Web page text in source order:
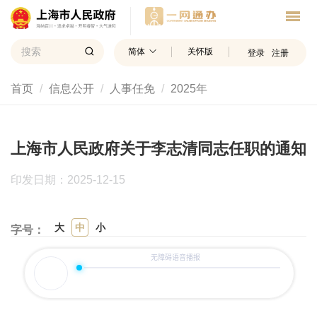
简体 关怀版 登录 注册
首页 信息公开 人事任免 2025年
上海市人民政府关于李志清同志任职的通知
印发日期：2025-12-15
字号： 大 中 小